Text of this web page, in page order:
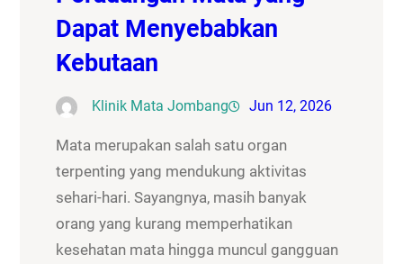
Dapat Menyebabkan
Kebutaan
Klinik Mata Jombang Jun 12, 2026
Mata merupakan salah satu organ
terpenting yang mendukung aktivitas
sehari-hari. Sayangnya, masih banyak
orang yang kurang memperhatikan
kesehatan mata hingga muncul gangguan